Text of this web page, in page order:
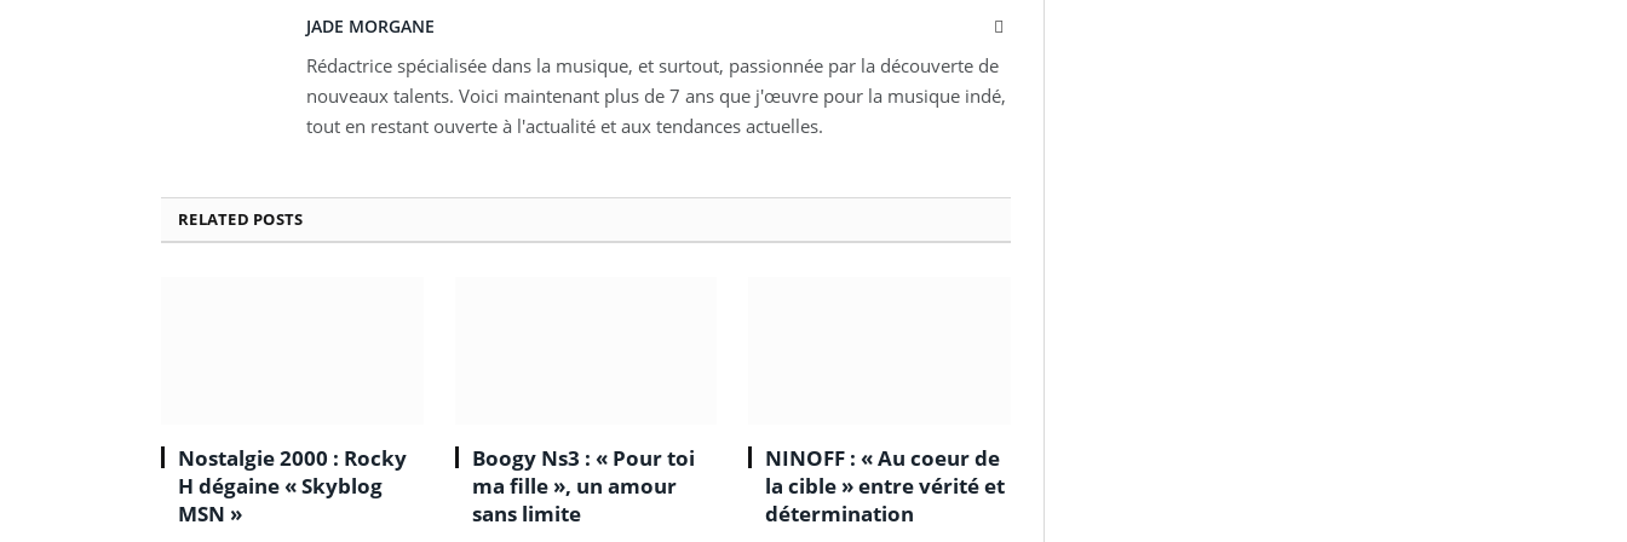
JADE MORGANE
Rédactrice spécialisée dans la musique, et surtout, passionnée par la découverte de
nouveaux talents. Voici maintenant plus de 7 ans que j'œuvre pour la musique indé,
tout en restant ouverte à l'actualité et aux tendances actuelles.
RELATED POSTS
Nostalgie 2000 : Rocky
H dégaine « Skyblog
MSN »
Boogy Ns3 : « Pour toi
ma fille », un amour
sans limite
NINOFF : « Au coeur de
la cible » entre vérité et
détermination